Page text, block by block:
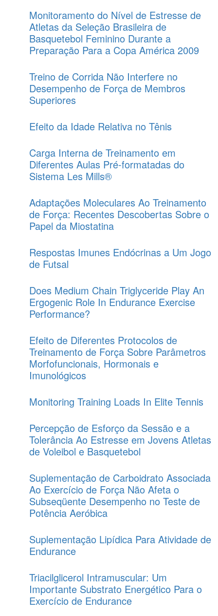
Monitoramento do Nível de Estresse de
Atletas da Seleção Brasileira de
Basquetebol Feminino Durante a
Preparação Para a Copa América 2009
Treino de Corrida Não Interfere no
Desempenho de Força de Membros
Superiores
Efeito da Idade Relativa no Tênis
Carga Interna de Treinamento em
Diferentes Aulas Pré-formatadas do
Sistema Les Mills®
Adaptações Moleculares Ao Treinamento
de Força: Recentes Descobertas Sobre o
Papel da Miostatina
Respostas Imunes Endócrinas a Um Jogo
de Futsal
Does Medium Chain Triglyceride Play An
Ergogenic Role In Endurance Exercise
Performance?
Efeito de Diferentes Protocolos de
Treinamento de Força Sobre Parâmetros
Morfofuncionais, Hormonais e
Imunológicos
Monitoring Training Loads In Elite Tennis
Percepção de Esforço da Sessão e a
Tolerância Ao Estresse em Jovens Atletas
de Voleibol e Basquetebol
Suplementação de Carboidrato Associada
Ao Exercício de Força Não Afeta o
Subseqüente Desempenho no Teste de
Potência Aeróbica
Suplementação Lipídica Para Atividade de
Endurance
Triacilglicerol Intramuscular: Um
Importante Substrato Energético Para o
Exercício de Endurance